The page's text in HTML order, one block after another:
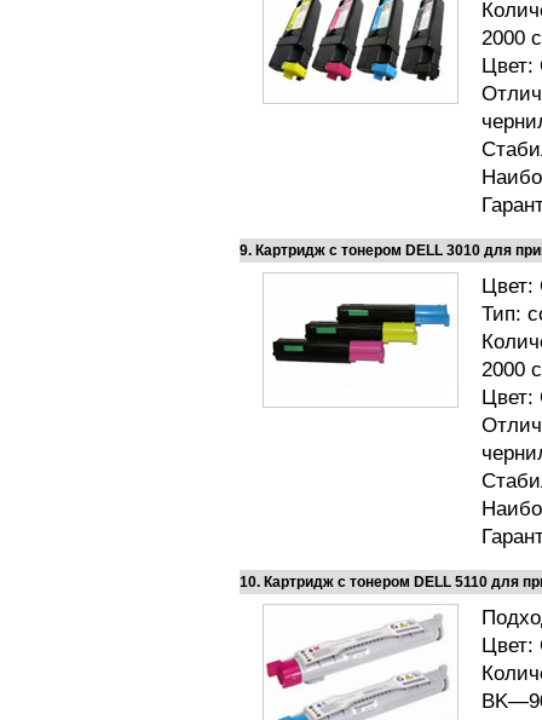
2000
Цвет:
9. Картридж с тонером DELL 3010 для
Цвет:
Тип:
2000
Цвет:
10. Картридж с тонером DELL 5110 для
Цвет: